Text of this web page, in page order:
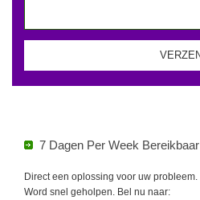
7 Dagen Per Week Bereikbaar
Direct een oplossing voor uw probleem.
Word snel geholpen. Bel nu naar: